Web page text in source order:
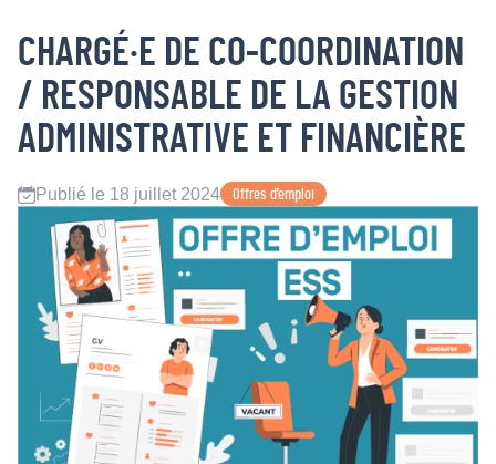
CHARGÉ·E DE CO-COORDINATION
/ RESPONSABLE DE LA GESTION
ADMINISTRATIVE ET FINANCIÈRE
Publié le 18 juillet 2024 Offres d’emploi